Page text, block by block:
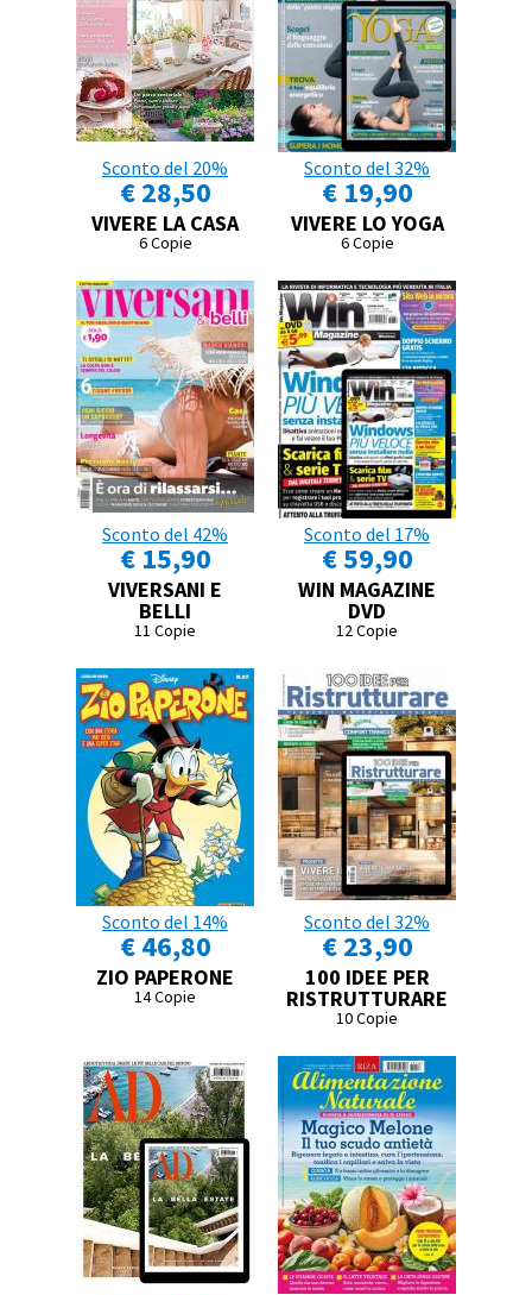
Sconto del 20%
€ 28,50
VIVERE LA CASA
6 Copie
Sconto del 32%
€ 19,90
VIVERE LO YOGA
6 Copie
Sconto del 42%
€ 15,90
VIVERSANI E
BELLI
11 Copie
Sconto del 17%
€ 59,90
WIN MAGAZINE
DVD
12 Copie
Sconto del 14%
€ 46,80
ZIO PAPERONE
14 Copie
Sconto del 32%
€ 23,90
100 IDEE PER
RISTRUTTURARE
10 Copie